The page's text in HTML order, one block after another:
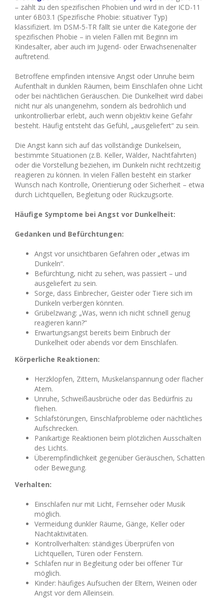
– zählt zu den spezifischen Phobien und wird in der ICD-11
unter 6B03.1 (Spezifische Phobie: situativer Typ)
klassifiziert. Im DSM-5-TR fällt sie unter die Kategorie der
spezifischen Phobie – in vielen Fällen mit Beginn im
Kindesalter, aber auch im Jugend- oder Erwachsenenalter
auftretend.
Betroffene empfinden intensive Angst oder Unruhe beim
Aufenthalt in dunklen Räumen, beim Einschlafen ohne Licht
oder bei nächtlichen Geräuschen. Die Dunkelheit wird dabei
nicht nur als unangenehm, sondern als bedrohlich und
unkontrollierbar erlebt, auch wenn objektiv keine Gefahr
besteht. Häufig entsteht das Gefühl, „ausgeliefert“ zu sein.
Die Angst kann sich auf das vollständige Dunkelsein,
bestimmte Situationen (z.B. Keller, Wälder, Nachtfahrten)
oder die Vorstellung beziehen, im Dunkeln nicht rechtzeitig
reagieren zu können. In vielen Fällen besteht ein starker
Wunsch nach Kontrolle, Orientierung oder Sicherheit – etwa
durch Lichtquellen, Begleitung oder Rückzugsorte.
Häufige Symptome bei Angst vor Dunkelheit:
Gedanken und Befürchtungen:
Angst vor unsichtbaren Gefahren oder „etwas im
Dunkeln“.
Befürchtung, nicht zu sehen, was passiert – und
ausgeliefert zu sein.
Sorge, dass Einbrecher, Geister oder Tiere sich im
Dunkeln verbergen könnten.
Grübelzwang: „Was, wenn ich nicht schnell genug
reagieren kann?“
Erwartungsangst bereits beim Einbruch der
Dunkelheit oder abends vor dem Einschlafen.
Körperliche Reaktionen:
Herzklopfen, Zittern, Muskelanspannung oder flacher
Atem.
Unruhe, Schweißausbrüche oder das Bedürfnis zu
fliehen.
Schlafstörungen, Einschlafprobleme oder nächtliches
Aufschrecken.
Panikartige Reaktionen beim plötzlichen Ausschalten
des Lichts.
Überempfindlichkeit gegenüber Geräuschen, Schatten
oder Bewegung.
Verhalten:
Einschlafen nur mit Licht, Fernseher oder Musik
möglich.
Vermeidung dunkler Räume, Gänge, Keller oder
Nachtaktivitäten.
Kontrollverhalten: ständiges Überprüfen von
Lichtquellen, Türen oder Fenstern.
Schlafen nur in Begleitung oder bei offener Tür
möglich.
Kinder: häufiges Aufsuchen der Eltern, Weinen oder
Angst vor dem Alleinsein.